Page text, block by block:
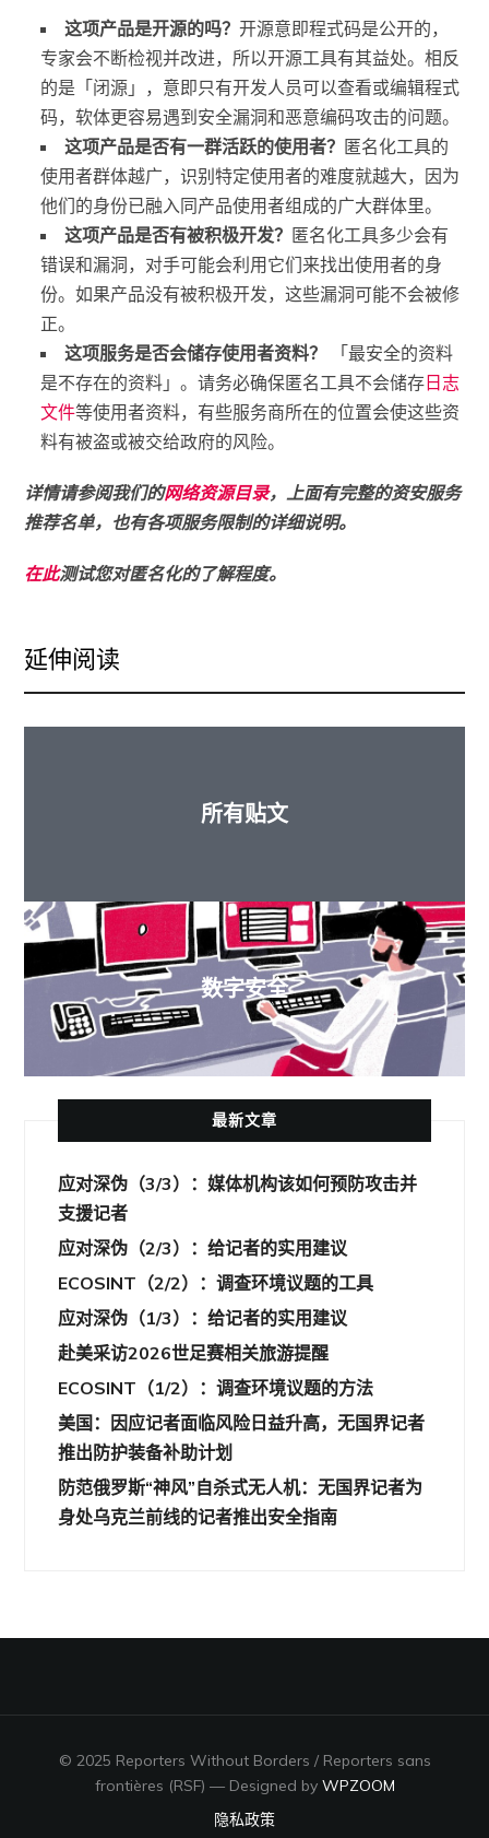
这项产品是开源的吗？开源意即程式码是公开的，
专家会不断检视并改进，所以开源工具有其益处。相反
的是「闭源」，意即只有开发人员可以查看或编辑程式
码，软体更容易遇到安全漏洞和恶意编码攻击的问题。
这项产品是否有一群活跃的使用者？ 匿名化工具的
使用者群体越广，识别特定使用者的难度就越大，因为
他们的身份已融入同产品使用者组成的广大群体里。
这项产品是否有被积极开发？ 匿名化工具多少会有
错误和漏洞，对手可能会利用它们来找出使用者的身
份。如果产品没有被积极开发，这些漏洞可能不会被修
正。
这项服务是否会储存使用者资料？
「最安全的资料
是不存在的资料」。请务必确保匿名工具不会储存日志
文件等使用者资料，有些服务商所在的位置会使这些资
料有被盗或被交给政府的风险。
详情请参阅我们的网络资源目录，上面有完整的资安服务
推荐名单，也有各项服务限制的详细说明。
在此测试您对匿名化的了解程度。
延伸阅读
所有贴文
数字安全
最新文章
应对深伪（3/3）：媒体机构该如何预防攻击并
支援记者
应对深伪（2/3）：给记者的实用建议
ECOSINT（2/2）：调查环境议题的工具
应对深伪（1/3）：给记者的实用建议
赴美采访2026世足赛相关旅游提醒
ECOSINT（1/2）：调查环境议题的方法
美国：因应记者面临风险日益升高，无国界记者
推出防护装备补助计划
防范俄罗斯“神风”自杀式无人机：无国界记者为
身处乌克兰前线的记者推出安全指南
© 2025 Reporters Without Borders / Reporters sans
frontières (RSF) — Designed by WPZOOM
隐私政策